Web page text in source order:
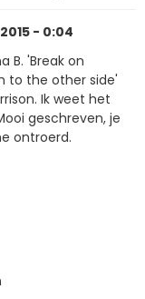
- 0:04
B. 'Break on
to the other side'
Ik weet het
geschreven, je
ontroerd.